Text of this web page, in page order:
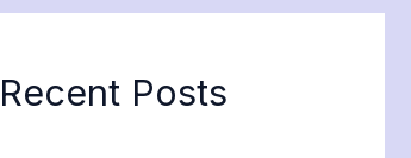
Recent Posts